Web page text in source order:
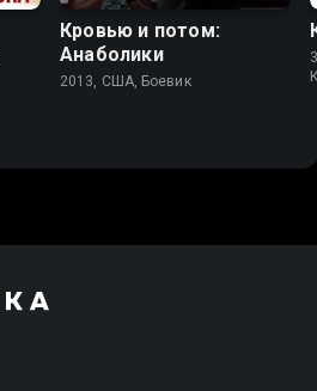
Кровью и потом:
Анаболики
2013, США, Боевик